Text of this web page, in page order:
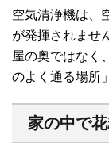
空気清浄機は、
が発揮されませ
屋の奥ではなく
のよく通る場所
家の中で